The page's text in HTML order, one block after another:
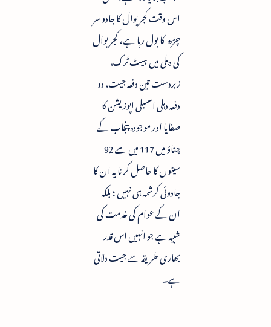
اس وقت کجریوال کا جادو سر
چڑھ کا بول رہا ہے ، کجریوال
کی دہلی میں ہیٹ ٹرک،
زبردست تین دفعہ جیت، دو
دفعہ دہلی اسمبلی اپوزیشن کا
صفایا اور موجودہ پنجاب کے
چناؤ میں 117 میں سے 92
سیٹوں کا حاصل کرنا یہ ان کا
جادوئی کرشمہ ہی نہیں ؛ بلکہ
ان کے عوام کی خدمت کی
شبیہ ہے جو انہیں اس قدر
بھاری طریقہ سے جیت دلاتی
ہے۔